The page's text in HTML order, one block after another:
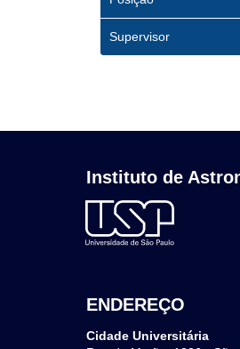
Supervisor
Instituto de
ENDEREÇO
Cidade Universitária